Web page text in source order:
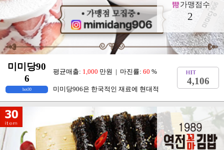
가맹점수
2
미미당90
6
평균매출: 1,000 만원 | 마진률: 60 %
hot30 미미당906은 한국적인 재료에 현대적
4,106